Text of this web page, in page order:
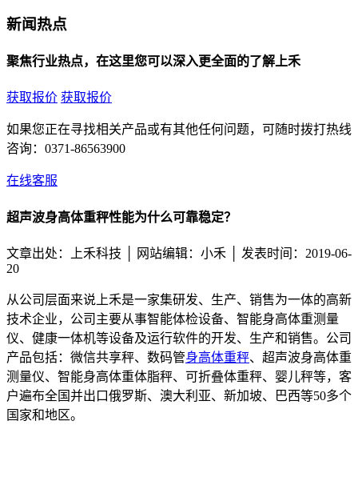
新闻热点
聚焦行业热点，在这里您可以深入更全面的了解上禾
获取报价 获取报价
如果您正在寻找相关产品或有其他任何问题，可随时拨打热线
咨询： 0371-86563900
在线客服
超声波身高体重秤性能为什么可靠稳定？
文章出处：上禾科技 │
网站编辑：小禾 │ 发表时间：2019-06-
20
从公司层面来说上禾是一家集研发、生产、销售为一体的高新
技术企业，公司主要从事智能体检设备、智能身高体重测量
仪、健康一体机等设备及运行软件的开发、生产和销售。公司
产品包括：微信共享秤、数码管身高体重秤、超声波身高体重
测量仪、智能身高体重体脂秤、可折叠体重秤、婴儿秤等，客
户遍布全国并出口俄罗斯、澳大利亚、新加坡、巴西等50多个
国家和地区。